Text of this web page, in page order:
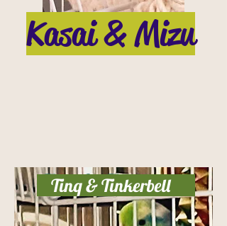
Kasai & Mizu
& Tinkerbell
Tinq & Tinkerbell